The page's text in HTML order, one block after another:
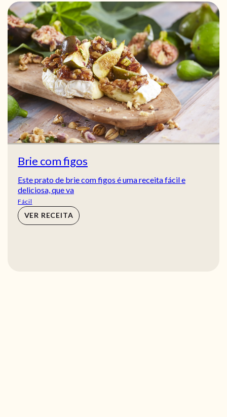
Brie com figos
Este prato de brie com figos é uma receita fácil e
deliciosa, que va
Fácil
VER RECEITA